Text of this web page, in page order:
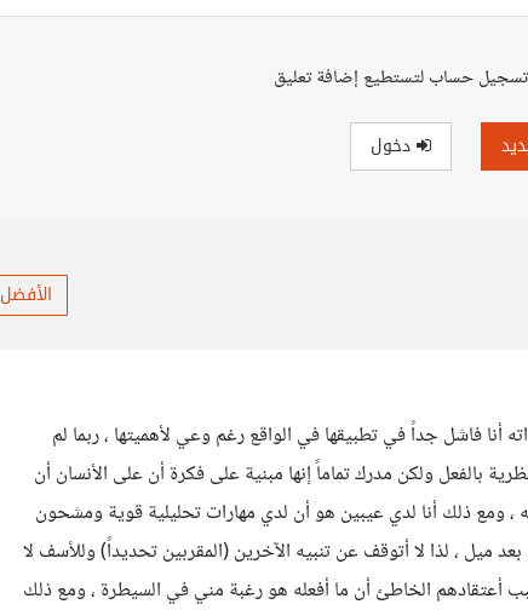
حساب لتستطيع إضافة تعليق
دخول
الأفضل
أنا فاشل جداً في تطبيقها في الواقع رغم وعي لأهميتها ، ربما لم
بالفعل ولكن مدرك تماماً إنها مبنية على فكرة أن على الأنسان أن
ذلك أنا لدي عيبين هو أن لدي مهارات تحليلية قوية ومشحون
ميل ، لذا لا أتوقف عن تنبيه الآخرين (المقربين تحديداً) وللأسف لا
الخاطئ أن ما أفعله هو رغبة مني في السيطرة ، ومع ذلك